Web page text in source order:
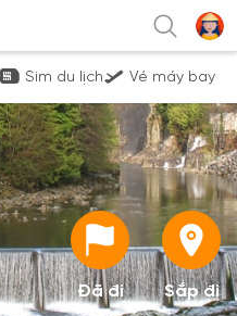
Sim du lịch Vé máy bay
Đã đi Sắp đi